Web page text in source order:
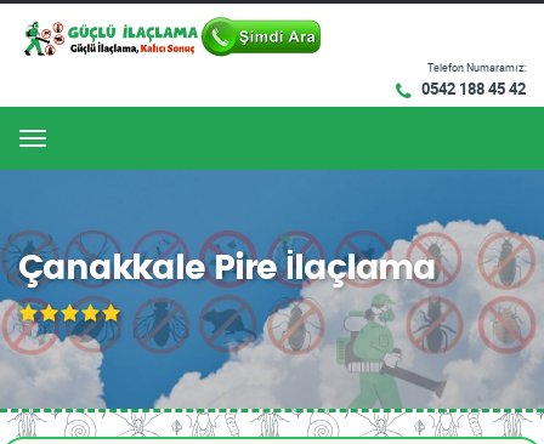
Telefon Numaramız:
0542 188 45 42
Menu
Çanakkale Pire İlaçlama